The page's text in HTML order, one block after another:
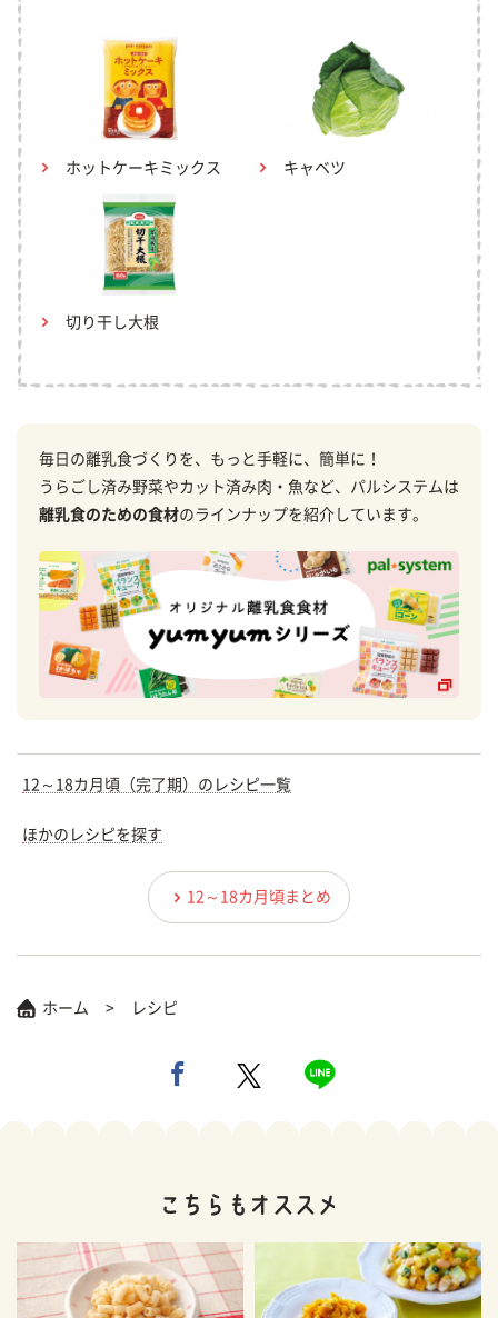
ホットケーキミックス キャベツ
切り干し大根
毎日の離乳食づくりを、もっと手軽に、簡単に！
うらごし済み野菜やカット済み肉・魚など、パルシステムは
離乳食のための食材のラインナップを紹介しています。
12～18カ月頃（完了期）のレシピ一覧
ほかのレシピを探す
12～18カ月頃まとめ
ホーム レシピ